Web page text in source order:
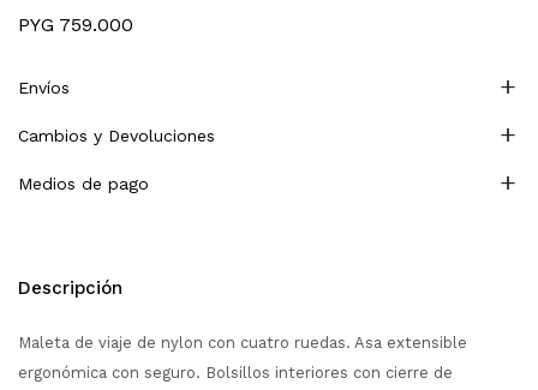
PYG 759.000
Envíos
Cambios y Devoluciones
Medios de pago
Descripción
Maleta de viaje de nylon con cuatro ruedas. Asa extensible
ergonómica con seguro. Bolsillos interiores con cierre de